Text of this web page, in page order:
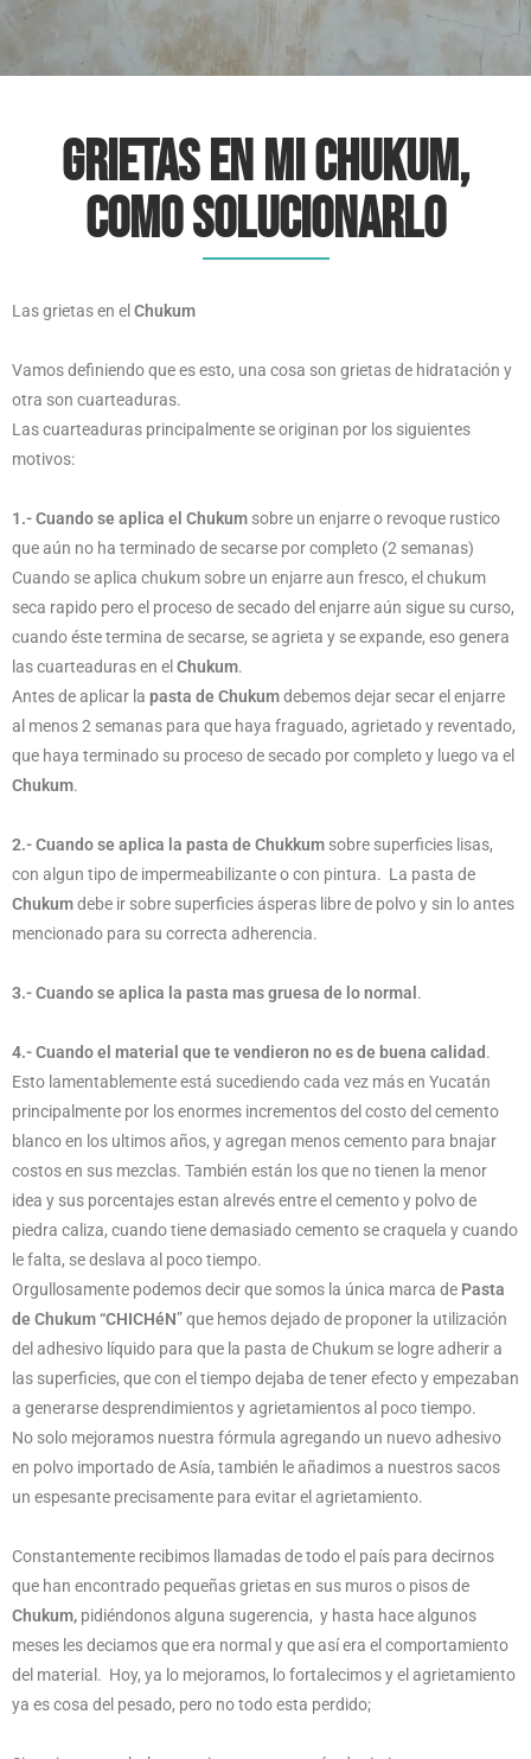
Grietas en mi Chukum,
como solucionarlo
Las grietas en el Chukum
Vamos definiendo que es esto, una cosa son grietas de hidratación y
otra son cuarteaduras.
Las cuarteaduras principalmente se originan por los siguientes
motivos:
1.- Cuando se aplica el Chukum sobre un enjarre o revoque rustico
que aún no ha terminado de secarse por completo (2 semanas)
Cuando se aplica chukum sobre un enjarre aun fresco, el chukum
seca rapido pero el proceso de secado del enjarre aún sigue su curso,
cuando éste termina de secarse, se agrieta y se expande, eso genera
las cuarteaduras en el Chukum.
Antes de aplicar la pasta de Chukumdebemos dejar secar el enjarre
al menos 2 semanas para que haya fraguado, agrietado y reventado,
que haya terminado su proceso de secado por completo y luego va el
Chukum.
2.- Cuando se aplica la pasta de Chukkum sobre superficies lisas,
con algun tipo de impermeabilizante o con pintura. La pasta de
Chukumdebe ir sobre superficies ásperas libre de polvo y sin lo antes
mencionado para su correcta adherencia.
3.- Cuando se aplica la pasta mas gruesa de lo normal .
4.- Cuando el material que te vendieron no es de buena calidad.
Esto lamentablemente está sucediendo cada vez más en Yucatán
principalmente por los enormes incrementos del costo del cemento
blanco en los ultimos años, y agregan menos cemento para bnajar
costos en sus mezclas. También están los que no tienen la menor
idea y sus porcentajes estan alrevés entre el cemento y polvo de
piedra caliza, cuando tiene demasiado cemento se craquela y cuando
le falta, se deslava al poco tiempo.
Orgullosamente podemos decir que somos la única marca de Pasta
de Chukum “CHICHéN” que hemos dejado de proponer la utilización
del adhesivo líquido para que la pasta de Chukum se logre adherir a
las superficies, que con el tiempo dejaba de tener efecto y empezaban
a generarse desprendimientos y agrietamientos al poco tiempo.
No solo mejoramos nuestra fórmula agregando un nuevo adhesivo
en polvo importado de Asía, también le añadimos a nuestros sacos
un espesante precisamente para evitar el agrietamiento.
Constantemente recibimos llamadas de todo el país para decirnos
que han encontrado pequeñas grietas en sus muros o pisos de
Chukum, pidiéndonos alguna sugerencia, y hasta hace algunos
meses les deciamos que era normal y que así era el comportamiento
del material. Hoy, ya lo mejoramos, lo fortalecimos y el agrietamiento
ya es cosa del pesado, pero no todo esta perdido;